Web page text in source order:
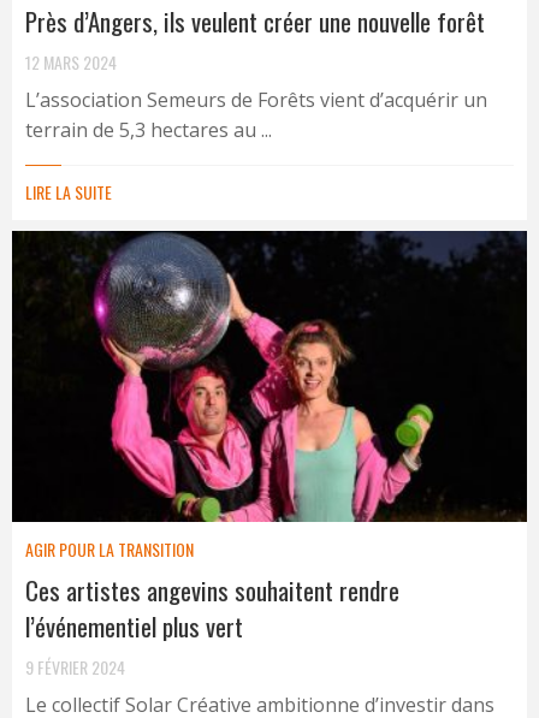
Près d’Angers, ils veulent créer une nouvelle forêt
12 MARS 2024
L’association Semeurs de Forêts vient d’acquérir un
terrain de 5,3 hectares au ...
LIRE LA SUITE
AGIR POUR LA TRANSITION
Ces artistes angevins souhaitent rendre
l’événementiel plus vert
9 FÉVRIER 2024
Le collectif Solar Créative ambitionne d’investir dans